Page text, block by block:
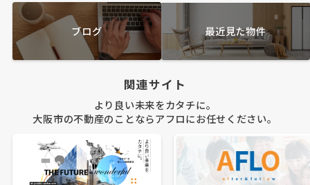
ブログ 最近見た物件
関連サイト
より良い未来をカタチに。
大阪市の不動産のことならアフロにお任せください。